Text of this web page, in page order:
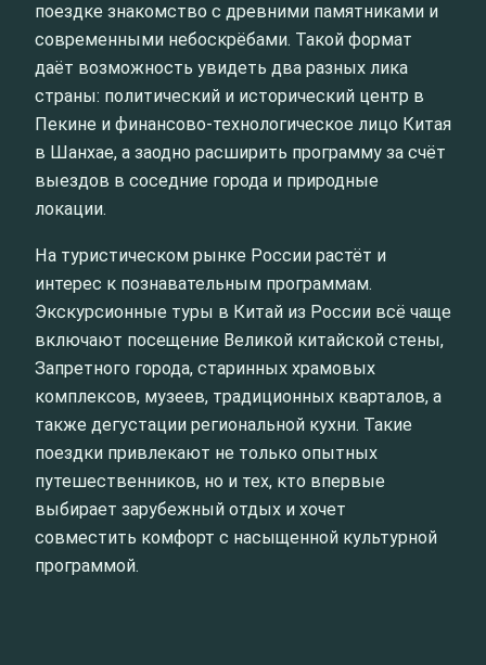
поездке знакомство с древними памятниками и
современными небоскрёбами. Такой формат
даёт возможность увидеть два разных лика
страны: политический и исторический центр в
Пекине и финансово-технологическое лицо Китая
в Шанхае, а заодно расширить программу за счёт
выездов в соседние города и природные
локации.
На туристическом рынке России растёт и
интерес к познавательным программам.
Экскурсионные туры в Китай из России всё чаще
включают посещение Великой китайской стены,
Запретного города, старинных храмовых
комплексов, музеев, традиционных кварталов, а
также дегустации региональной кухни. Такие
поездки привлекают не только опытных
путешественников, но и тех, кто впервые
выбирает зарубежный отдых и хочет
совместить комфорт с насыщенной культурной
программой.